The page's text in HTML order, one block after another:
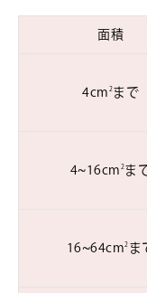
面積
4cm 2まで
4~16cm 2ま
16~64cm2 ま